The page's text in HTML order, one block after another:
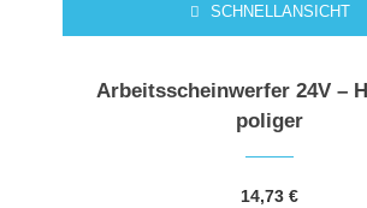
SCHNELLANSICHT
Arbeitsscheinwerfer 24V –
poliger
14,73€